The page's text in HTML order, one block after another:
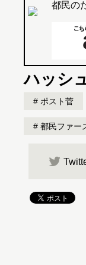
都民の
ハッシ
ポスト菅
都民ファー